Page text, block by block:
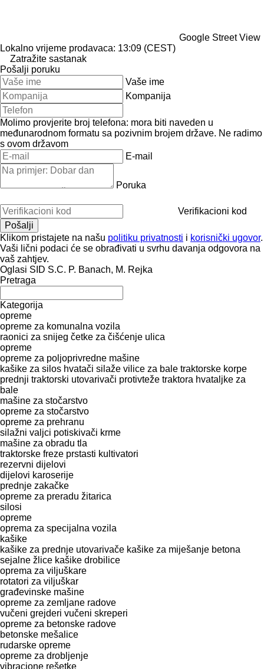
Google Street View
Lokalno vrijeme prodavaca: 13:09 (CEST)
Zatražite sastanak
Pošalji poruku
Vaše ime
Kompanija
Molimo provjerite broj telefona: mora biti naveden u
međunarodnom formatu sa pozivnim brojem države. Ne radimo
s ovom državom
E-mail
Poruka
Verifikacioni kod
Klikom pristajete na našu politiku privatnosti i korisnički ugovor.
Vaši lični podaci će se obrađivati ​​u svrhu davanja odgovora na
vaš zahtjev.
Oglasi SID S.C. P. Banach, M. Rejka
Pretraga
Kategorija
opreme
opreme za komunalna vozila
raonici za snijeg četke za čišćenje ulica
opreme
opreme za poljoprivredne mašine
kašike za silos hvatači silaže vilice za bale traktorske korpe
prednji traktorski utovarivači protivteže traktora hvataljke za
bale
mašine za stočarstvo
opreme za stočarstvo
opreme za prehranu
silažni valjci potiskivači krme
mašine za obradu tla
traktorske freze prstasti kultivatori
rezervni dijelovi
dijelovi karoserije
prednje zakačke
opreme za preradu žitarica
silosi
opreme
oprema za specijalna vozila
kašike
kašike za prednje utovarivače kašike za miješanje betona
sejalne žlice kašike drobilice
oprema za viljuškare
rotatori za viljuškar
građevinske mašine
opreme za zemljane radove
vučeni grejderi vučeni skreperi
opreme za betonske radove
betonske mešalice
rudarske opreme
opreme za drobljenje
vibracione rešetke